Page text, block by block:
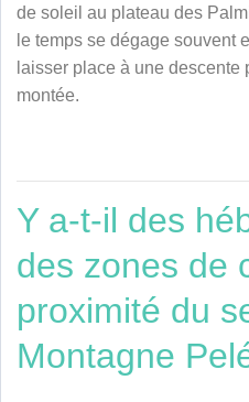
de soleil au plateau des
le temps se dégage souvent
laisser place à une
montée.
Y a-t-il des
des zones de
proximité du
Montagne